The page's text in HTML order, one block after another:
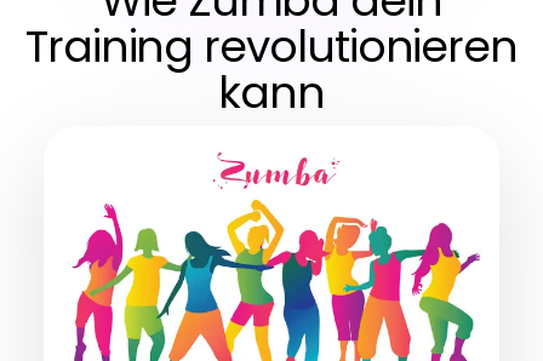
Training revolutionieren
kann